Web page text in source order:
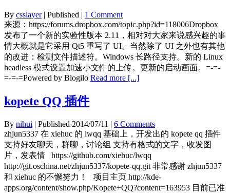
By csslayer| Published | 1 Comment
来源：https://forums.dropbox.com/topic.php?id=118006Dropbox
发布了一个新的实验性版本 2.11，相对对大家来说感兴趣的事
情大概就是它采用 Qt5 重写了 UI。当然除了 UI 之外也有其他
的改进：检测文件描述符。Windows 长路径支持。新的 Linux
headless 模式设置加速小文件的上传。更新的启动画面。=-=-
=-=-=Powered by Blogilo Read more [...]
kopete QQ 插件
By nihui | Published 2014/07/11 | 6 Comments
zhjun5337 在 xiehuc 的 lwqq 基础上，开发出的 kopete qq 插件
支持好友聊天，群聊，讨论组 支持有格式的文字，收发图
片，发表情 https://github.com/xiehuc/lwqq
http://git.oschina.net/zhjun5337/kopete-qq.git 非常感谢 zhjun5337
和 xiehuc 的不懈努力！ 项目主页 http://kde-
apps.org/content/show.php/Kopete+QQ?content=163953 目前已准